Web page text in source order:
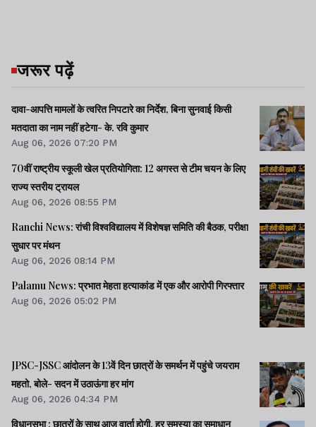
जरूर पढ़ें
दावा-आपत्ति मामलों के त्वरित निपटारे का निर्देश, बिना सुनवाई किसी
मतदाता का नाम नहीं हटेगा- के. रवि कुमार
Aug 06, 2026 07:20 PM
70वीं राष्ट्रीय स्कूली खेल प्रतियोगिता: 12 अगस्त से टीम चयन के लिए
राज्य स्तरीय ट्रायल
Aug 06, 2026 08:55 PM
Ranchi News: रांची विश्वविद्यालय में विशेषज्ञ समिति की बैठक, परीक्षा
सुधार पर मंथन
Aug 06, 2026 08:14 PM
Palamu News: प्रभात मेहता हत्याकांड में एक और आरोपी गिरफ्तार
Aug 06, 2026 05:02 PM
JPSC-JSSC आंदोलन के 13वें दिन छात्रों के समर्थन में पहुंचे जयराम
महतो, बोले- सदन में उठाऊंगा हर मांग
Aug 06, 2026 04:34 PM
विधानसभा : छात्रों के साथ आज वार्ता होगी, हर समस्या का समाधान